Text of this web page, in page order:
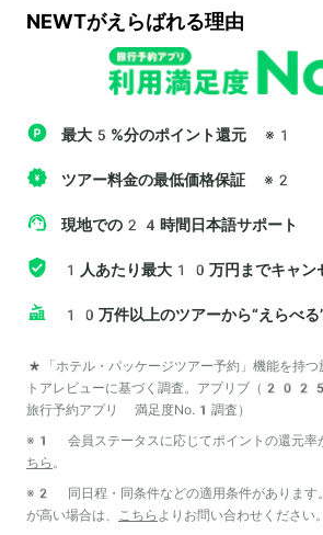
NEWTがえらばれる理由
最大5%分のポイント還元 ※1
ツアー料金の最低価格保証 ※2
現地での24時間日本語サポート
1人あたり最大10万円までキャン
10万件以上のツアーから“えらべる
*「ホテル・パッケージツアー予約」機能を持つ
トアレビューに基づく調査。アプリブ（
旅行予約アプリ 満足度No.1調査）
※1 会員ステータスに応じてポイントの還元率
ちら 。
※2 同日程・同条件などの適用条件があります
が高い場合は、
こちら よりお問い合わせください。